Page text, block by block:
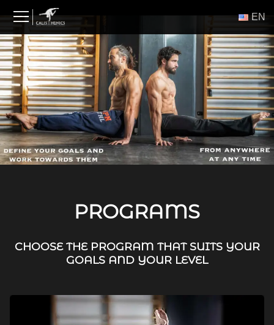
content
ΕΝ
PROGRAMS
CHOOSE THE PROGRAM THAT SUITS YOUR
GOALS AND YOUR LEVEL